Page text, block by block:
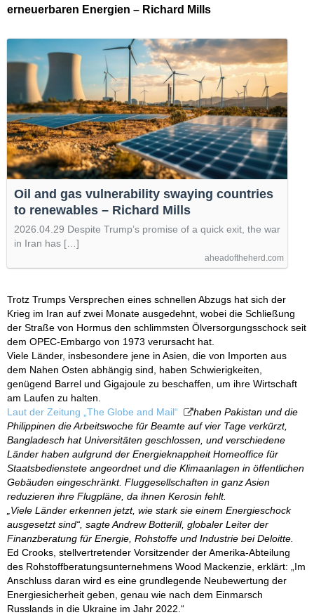
erneuerbaren Energien – Richard Mills
Oil and gas vulnerability swaying countries
to renewables – Richard Mills
2026.04.29 Despite Trump’s promise of a quick exit, the war
in Iran has […]
aheadoftheherd.com
Trotz Trumps Versprechen eines schnellen Abzugs hat sich der
Krieg im Iran auf zwei Monate ausgedehnt, wobei die Schließung
der Straße von Hormus den schlimmsten Ölversorgungsschock seit
dem OPEC-Embargo von 1973 verursacht hat.
Viele Länder, insbesondere jene in Asien, die von Importen aus
dem Nahen Osten abhängig sind, haben Schwierigkeiten,
genügend Barrel und Gigajoule zu beschaffen, um ihre Wirtschaft
am Laufen zu halten.
Laut der Zeitung „The Globe and Mail“
haben Pakistan und die
Philippinen die Arbeitswoche für Beamte auf vier Tage verkürzt,
Bangladesch hat Universitäten geschlossen, und verschiedene
Länder haben aufgrund der Energieknappheit Homeoffice für
Staatsbedienstete angeordnet und die Klimaanlagen in öffentlichen
Gebäuden eingeschränkt. Fluggesellschaften in ganz Asien
reduzieren ihre Flugpläne, da ihnen Kerosin fehlt.
„Viele Länder erkennen jetzt, wie stark sie einem Energieschock
ausgesetzt sind“, sagte Andrew Botterill, globaler Leiter der
Finanzberatung für Energie, Rohstoffe und Industrie bei Deloitte.
Ed Crooks, stellvertretender Vorsitzender der Amerika-Abteilung
des Rohstoffberatungsunternehmens Wood Mackenzie, erklärt: „Im
Anschluss daran wird es eine grundlegende Neubewertung der
Energiesicherheit geben, genau wie nach dem Einmarsch
Russlands in die Ukraine im Jahr 2022.“